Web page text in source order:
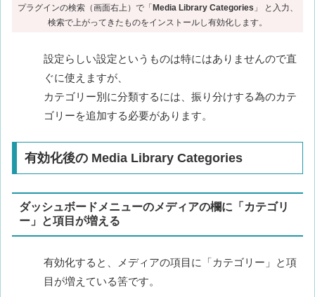
プラグインの検索（画面右上）で「 Media Library Categories 」 と入力、
検索で上がってきたものをインストールし有効化します。
設定らしい設定というものは特にはありませんので直
ぐに使えますが、
カテゴリー別に分類するには、振り分けする為のカテ
ゴリーを追加する必要があります。
有効化後の Media Library Categories
ダッシュボードメニューのメディアの欄に「カテゴリ
ー」と項目が増える
有効化すると、メディアの項目に「カテゴリー」と項
目が増えている筈です。